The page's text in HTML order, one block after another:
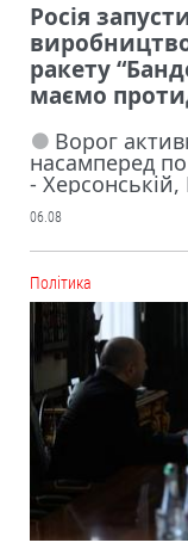
Росія
ракету
маємо
Ворог
насамперед
- Херсонській,
06.08
Політика